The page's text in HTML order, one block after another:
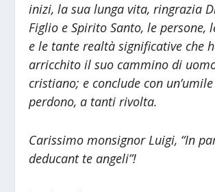
inizi, la sua lunga vita, ringrazia
Figlio e Spirito Santo, le persone,
e le tante realtà significative che
arricchito il suo cammino di
cristiano; e conclude con
perdono, a tanti rivolta.
Carissimo monsignor Luigi, “In
deducant te angeli”!